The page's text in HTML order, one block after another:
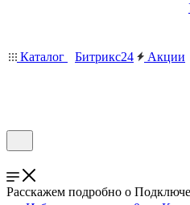
Каталог Битрикс24 Акции
Расскажем подробно о